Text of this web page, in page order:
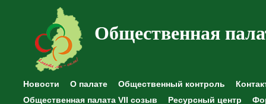
Общественная
Новости О палате Общественный контроль
Общественная палата VII созыв
Ресурсный центр